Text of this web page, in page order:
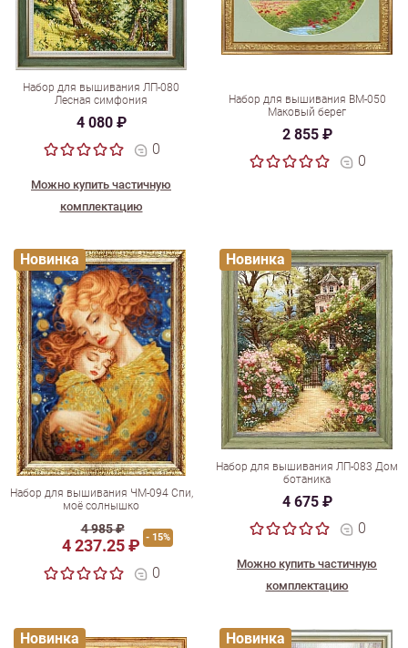
Набор для вышивания ЛП-080
Лесная симфония
4 080 ₽
0
Можно купить частичную
комплектацию
Набор для вышивания ВМ-050
Маковый берег
2 855 ₽
0
Набор для вышивания ЧМ-094 Спи,
моё солнышко
4 985 ₽
4 237.25 ₽ - 15%
0
Новинка
Набор для вышивания ЛП-083 Дом
ботаника
4 675 ₽
0
Можно купить частичную
комплектацию
Новинка
Новинка Новинка